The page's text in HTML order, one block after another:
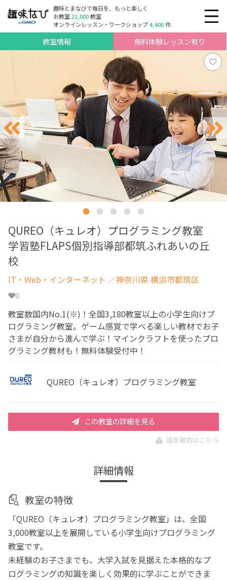
趣味とまなびで毎日を、もっと楽しく
お教室21,000教室
オンラインレッスン・ワークショップ4,400件
教室情報 無料体験レッスン有り
QUREO（キュレオ）プログラミング教室
学習塾FLAPS個別指導部都筑ふれあいの丘
校
IT・Web・インターネット ／神奈川県 横浜市都筑区
0
教室数国内No.1(※)！全国3,180教室以上の小学生向けプ
ログラミング教室。ゲーム感覚で学べる楽しい教材でお子
さまが自分から進んで学ぶ！マインクラフトを使ったプロ
グラミング教材も！無料体験受付中！
QUREO（キュレオ）プログラミング教室
この教室の詳細を見る
違反報告はこちら
詳細情報
教室の特徴
「QUREO（キュレオ）プログラミング教室」は、全国
3,000教室以上を展開している小学生向けプログラミング
教室です。
未経験のお子さまでも、大学入試を見据えた本格的なプ
ログラミングの知識を楽しく効果的に学ぶことができま